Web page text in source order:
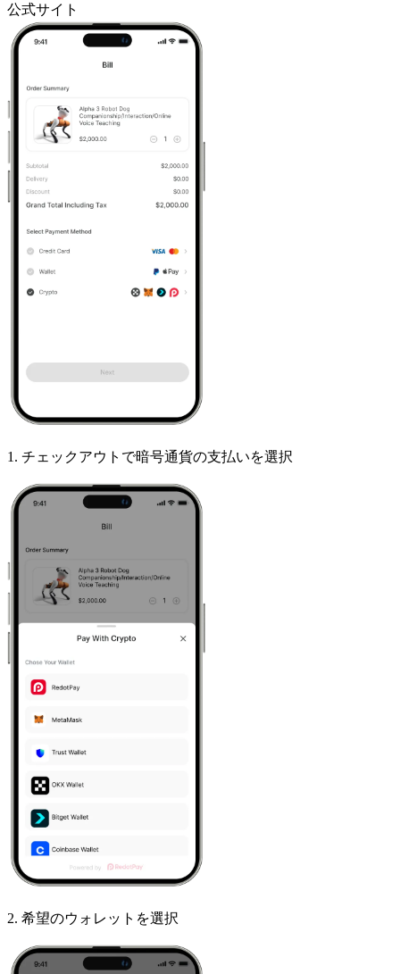
公式サイト
1 . チェックアウトで暗号通貨の支払いを選択
2. 希望のウォレットを選択